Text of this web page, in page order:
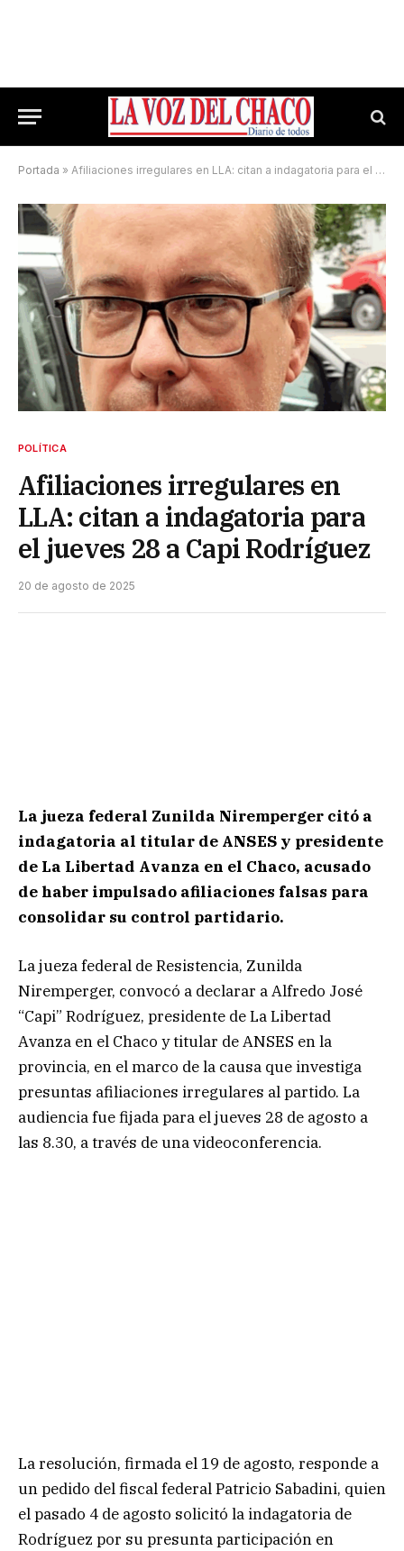
Portada » Afiliaciones irregulares en LLA: citan a indagatoria para el jueves 28 a Capi Rodríguez
POLÍTICA
Afiliaciones irregulares en
LLA: citan a indagatoria para
el jueves 28 a Capi Rodríguez
20 de agosto de 2025
La jueza federal Zunilda Niremperger citó a
indagatoria al titular de ANSES y presidente
de La Libertad Avanza en el Chaco, acusado
de haber impulsado afiliaciones falsas para
consolidar su control partidario.
La jueza federal de Resistencia, Zunilda
Niremperger, convocó a declarar a Alfredo José
“Capi” Rodríguez, presidente de La Libertad
Avanza en el Chaco y titular de ANSES en la
provincia, en el marco de la causa que investiga
presuntas afiliaciones irregulares al partido. La
audiencia fue fijada para el jueves 28 de agosto a
las 8.30, a través de una videoconferencia.
La resolución, firmada el 19 de agosto, responde a
un pedido del fiscal federal Patricio Sabadini, quien
el pasado 4 de agosto solicitó la indagatoria de
Rodríguez por su presunta participación en